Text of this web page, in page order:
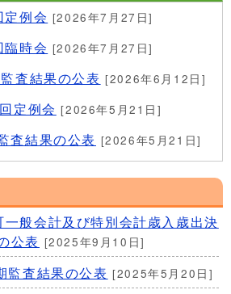
例会 [2026年7月27日]
時会 [2026年7月27日]
査結果の公表 [2026年6月12日]
定例会 [2026年5月21日]
査結果の公表 [2026年5月21日]
般会計及び特別会計歳入歳出決
公表 [2025年9月10日]
監査結果の公表 [2025年5月20日]